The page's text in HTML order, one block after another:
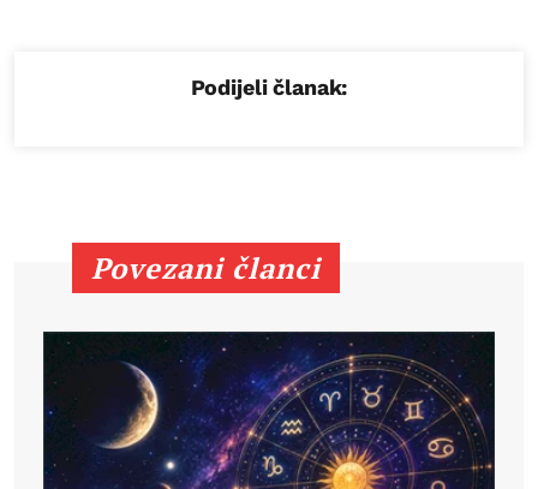
Podijeli članak:
Povezani članci